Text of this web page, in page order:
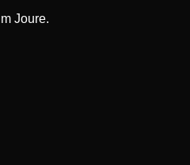
Joure.